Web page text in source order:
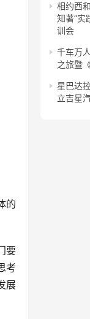
的
要
考
展
相约西
知著”实
训会
千车万
之旅暨
星巴达
立吉星